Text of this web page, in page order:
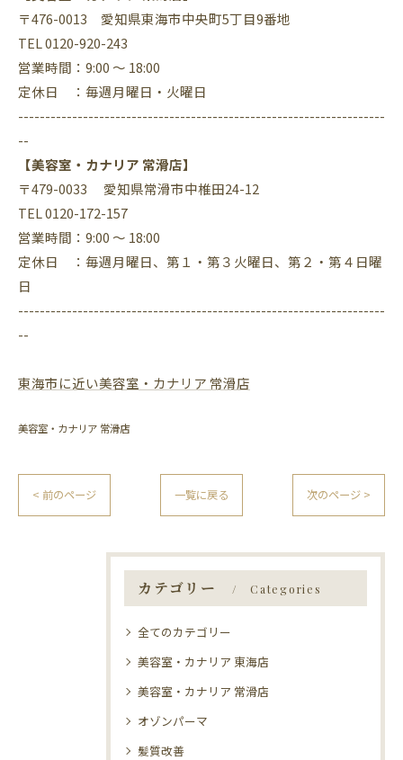
〒476-0013 愛知県東海市中央町5丁目9番地
TEL 0120-920-243
営業時間：9:00 ～ 18:00
定休日 ：毎週月曜日・火曜日
--------------------------------------------------------------------
--
【美容室・カナリア 常滑店】
〒479-0033 愛知県常滑市中椎田24-12
TEL 0120-172-157
営業時間：9:00 ～ 18:00
定休日 ：毎週月曜日、第１・第３火曜日、第２・第４日曜
日
--------------------------------------------------------------------
--
東海市に近い美容室・カナリア 常滑店
美容室・カナリア 常滑店
< 前のページ 一覧に戻る 次のページ >
カテゴリー Categories
全てのカテゴリー
美容室・カナリア 東海店
美容室・カナリア 常滑店
オゾンパーマ
髪質改善